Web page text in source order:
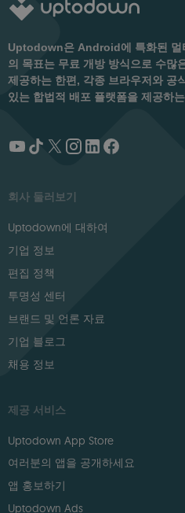
Uptodown은 Android에 특화된 멀
의 목표는 무료 개방 방식으로 수많
제공하는 한편, 각종 브라우저와 공
있는 합법적 배포 플랫폼을 제공하
회사 둘러보기
Uptodown에 대하여
기업 정보
편집 정책
투명성 센터
브랜드 및 언론 자료
기업 블로그
채용 정보
제공 서비스
Uptodown App Store
여러분의 앱을 공개하세요
앱 홍보하기
Uptodown Ads